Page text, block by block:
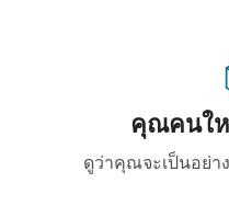
คุณคนใ
ดูว่าคุณจะเป็นอย่า